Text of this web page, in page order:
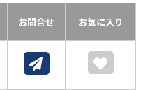
お問合せ お気に入り